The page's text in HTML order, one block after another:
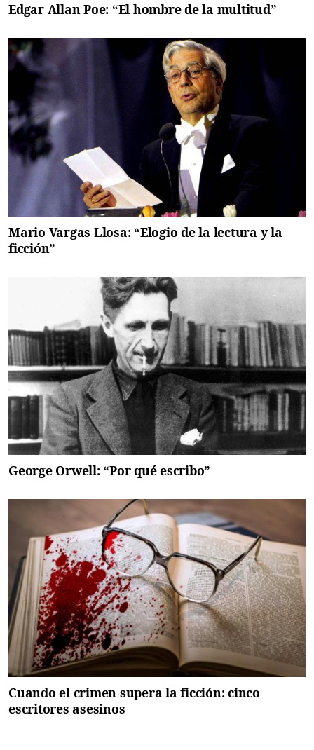
Edgar Allan Poe: “El hombre de la multitud”
Mario Vargas Llosa: “Elogio de la lectura y la
ficción”
George Orwell: “Por qué escribo”
Cuando el crimen supera la ficción: cinco
escritores asesinos